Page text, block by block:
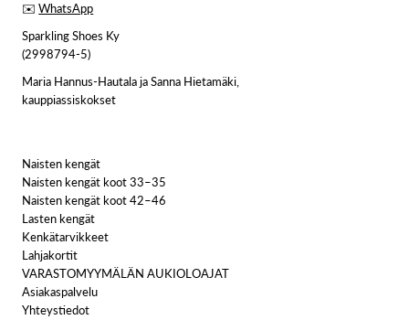
✉️WhatsApp
Sparkling Shoes Ky
(2998794-5)
Maria Hannus-Hautala ja Sanna Hietamäki,
kauppiassiskokset
Naisten kengät
Naisten kengät koot 33–35
Naisten kengät koot 42–46
Lasten kengät
Kenkätarvikkeet
Lahjakortit
VARASTOMYYMÄLÄN AUKIOLOAJAT
Asiakaspalvelu
Yhteystiedot